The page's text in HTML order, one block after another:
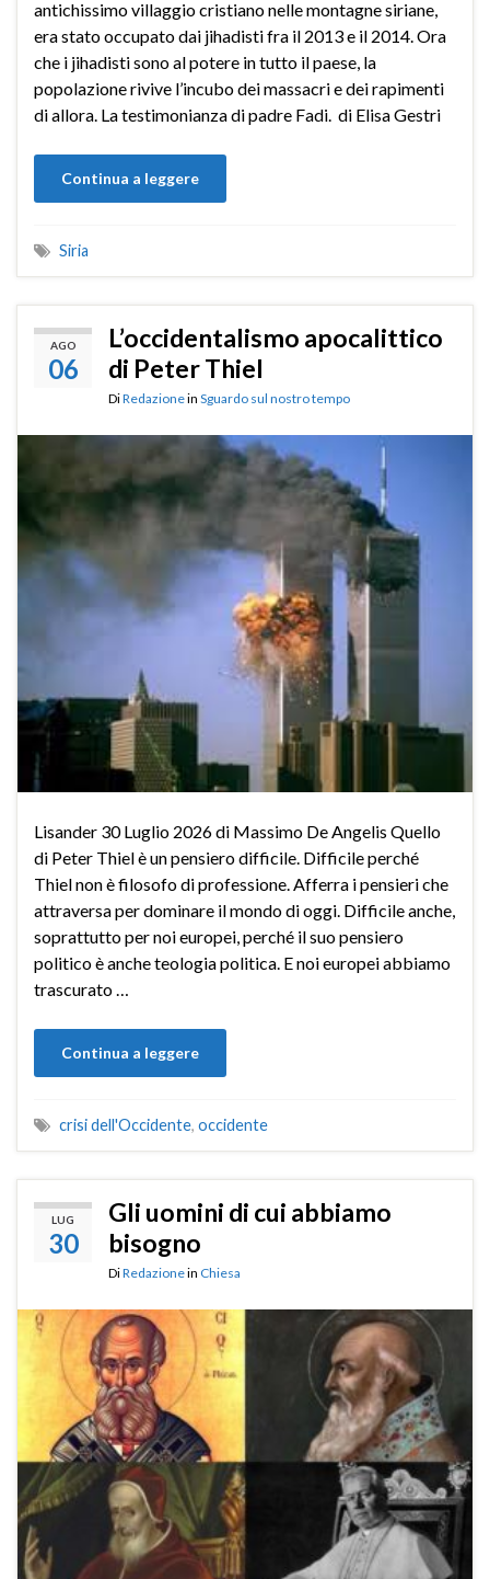
antichissimo villaggio cristiano nelle montagne siriane,
era stato occupato dai jihadisti fra il 2013 e il 2014. Ora
che i jihadisti sono al potere in tutto il paese, la
popolazione rivive l’incubo dei massacri e dei rapimenti
di allora. La testimonianza di padre Fadi. di Elisa Gestri
Continua a leggere
Siria
AGO
06
L’occidentalismo apocalittico
di Peter Thiel
DiRedazionein Sguardo sul nostro tempo
Lisander 30 Luglio 2026 di Massimo De Angelis Quello
di Peter Thiel è un pensiero difficile. Difficile perché
Thiel non è filosofo di professione. Afferra i pensieri che
attraversa per dominare il mondo di oggi. Difficile anche,
soprattutto per noi europei, perché il suo pensiero
politico è anche teologia politica. E noi europei abbiamo
trascurato …
Continua a leggere
crisi dell'Occidente, occidente
LUG
30
Gli uomini di cui abbiamo
bisogno
DiRedazionein Chiesa